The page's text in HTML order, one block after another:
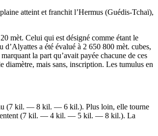
atteint et franchit l’Hermus (Guédis-Tchaï),
mèt. Celui qui est désigné comme étant le
a été évalué à 2 650 800 mèt. cubes,
la part qu’avait payée chacune de ces
diamètre, mais sans, inscription. Les tumulus en
(7 kil. — 8 kil. — 6 kil.). Plus loin, elle tourne
(7 kil. — 4 kil. — 5 kil. — 8 kil.). La